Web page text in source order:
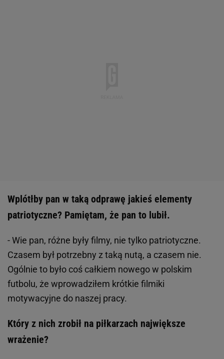
Wplótłby pan w taką odprawę jakieś elementy
patriotyczne? Pamiętam, że pan to lubił.
- Wie pan, różne były filmy, nie tylko patriotyczne.
Czasem był potrzebny z taką nutą, a czasem nie.
Ogólnie to było coś całkiem nowego w polskim
futbolu, że wprowadziłem krótkie filmiki
motywacyjne do naszej pracy.
Który z nich zrobił na piłkarzach największe
wrażenie?